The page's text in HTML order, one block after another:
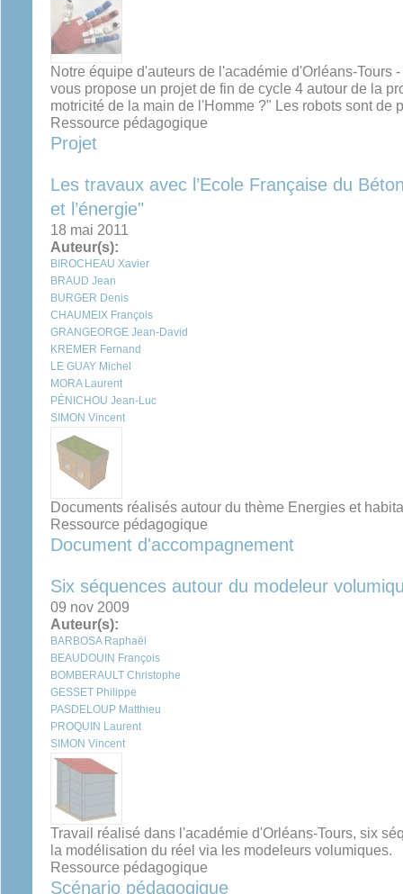
Notre équipe d'auteurs de l'académie d'Orléans-Tours
vous propose un projet de fin de cycle 4 autour de la
motricité de la main de l'Homme ?" Les robots sont de
Ressource pédagogique
Projet
Les travaux avec l’Ecole Française du
et l’énergie"
18 mai 2011
Auteur(s):
BIROCHEAU Xavier
BRAUD Jean
BURGER Denis
CHAUMEIX François
GRANGEORGE Jean-David
KREMER Fernand
LE GUAY Michel
MORA Laurent
PÉNICHOU Jean-Luc
SIMON Vincent
Documents réalisés autour du thème Energies et
Ressource pédagogique
Document d'accompagnement
Six séquences autour du modeleur
09 nov 2009
Auteur(s):
BARBOSA Raphaël
BEAUDOUIN François
BOMBERAULT Christophe
GESSET Philippe
PASDELOUP Matthieu
PROQUIN Laurent
SIMON Vincent
Travail réalisé dans l'académie d'Orléans-Tours, six
la modélisation du réel via les modeleurs volumiques.
Ressource pédagogique
Scénario pédagogique